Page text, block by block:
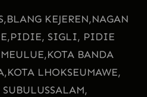
BLANG KEJEREN,NAGAN
PIDIE, SIGLI, PIDIE
KOTA BANDA
KOTA LHOKSEUMAWE,
SUBULUSSALAM,